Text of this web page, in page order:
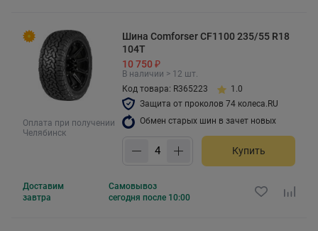
Оплата при получении
Челябинск
Шина Comforser CF1100 235/55 R18
104T
10 750 ₽
В наличии > 12 шт.
Код товара: R365223
1.0
Защита от проколов 74 колеса.RU
Обмен старых шин в зачет новых
Купить
Доставим
завтра
Самовывоз
сегодня после 10:00